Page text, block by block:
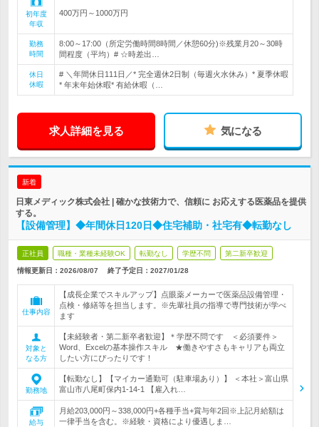
初年度
年収
400万円～1000万円
勤務
時間
8:00～17:00（所定労働時間8時間／休憩60分)※残業月20～30時
間程度（平均）# ☆時差出…
休日
休暇
# ＼年間休日111日／* 完全週休2日制（毎週火水休み）* 夏季休暇
* 年末年始休暇* 有給休暇（…
求人詳細を見る 気になる
新着
日東メディック株式会社 | 確かな技術力で、信頼に お応えする医薬品を提供
する。
【設備管理】◆年間休日120日◆住宅補助・社宅有◆転勤なし
正社員 職種・業種未経験OK 転勤なし 学歴不問 第二新卒歓迎
情報更新日：2026/08/07 終了予定日： 2027/01/28
仕事内容
【成長企業でスキルアップ】点眼薬メーカーで医薬品設備管理・
点検・修繕等を担当します。※先輩社員の指導で専門技術が学べ
ます
対象と
なる方
【未経験者・第二新卒者歓迎】＊学歴不問です ＜必須要件＞
Word、Excelの基本操作スキル ★働きやすさもキャリアも両立
したい方にぴったりです！
勤務地
【転勤なし】【マイカー通勤可（駐車場あり）】 ＜本社＞富山県
富山市八尾町保内1-14-1 【雇入れ…
給与
月給203,000円～338,000円+各種手当+賞与年2回※上記月給額は
一律手当を含む。※経験・資格により優遇しま…